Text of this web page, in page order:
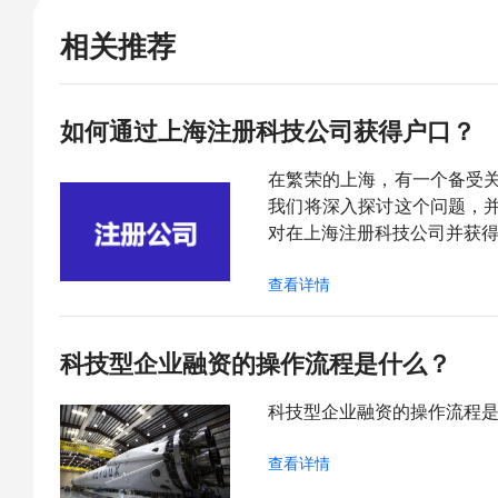
相关推荐
如何通过上海注册科技公司获得户口？
在繁荣的上海，有一个备受
我们将深入探讨这个问题，
对在上海注册科技公司并获
查看详情
科技型企业融资的操作流程是什么？
科技型企业融资的操作流程
查看详情